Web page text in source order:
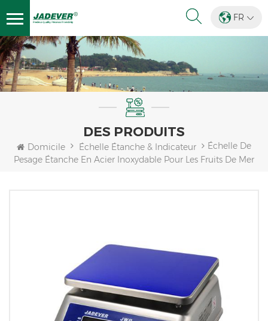
FR
DES PRODUITS
Domicile Échelle Étanche & Indicateur
Échelle De
Pesage Étanche En Acier Inoxydable Pour Les Fruits De Mer